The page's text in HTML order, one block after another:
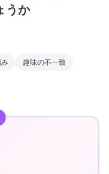
うか
趣味の不一致